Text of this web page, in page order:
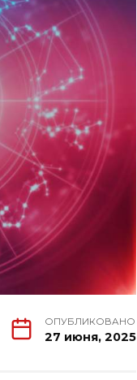
ОПУБЛИКОВАНО
27 июня, 2025